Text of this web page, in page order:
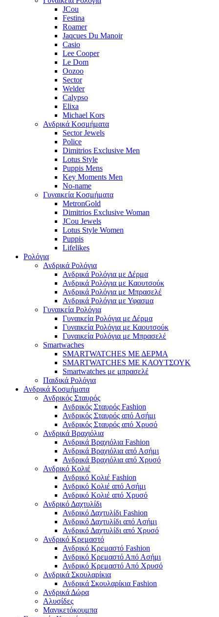
JCou
Festina
Roamer
Jaqcues Du Manoir
Casio
Lee Cooper
Le Dom
Oozoo
Sector
Welder
Calypso
Elixa
Michael Kors
Ανδρικά Κοσμήματα
Sector Jewels
Police
Dimitrios Exclusive Men
Lotus Style
Puppis Mens
Key Moments Men
No-name
Γυναικεία Κοσμήματα
MetronGold
Dimitrios Exclusive Woman
JCou Jewels
Lotus Style Women
Puppis
Lifelikes
Ρολόγια
Ανδρικά Ρολόγια
Ανδρικά Ρολόγια με Δέρμα
Ανδρικά Ρολόγια με Καουτσούκ
Ανδρικά Ρολόγια με Μπρασελέ
Ανδρικά Ρολόγια με Υφασμα
Γυναικεία Ρολόγια
Γυναικεία Ρολόγια με Δέρμα
Γυναικεία Ρολόγια με Καουτσούκ
Γυναικεία Ρολόγια με Μπρασελέ
Smartwaches
SMARTWATCHES ΜΕ ΔΕΡΜΑ
SMARTWATCHES ΜΕ ΚΑΟΥΤΣΟΥΚ
Smartwatches με μπρασελέ
Παιδικά Ρολόγια
Ανδρικά Κοσμήματα
Ανδρικός Σταυρός
Ανδρικός Σταυρός Fashion
Ανδρικός Σταυρός από Ασήμι
Ανδρικός Σταυρός από Χρυσό
Ανδρικά Βραχιόλια
Ανδρικά Βραχιόλια Fashion
Ανδρικά Βραχιόλια από Ασήμι
Ανδρικά Βραχιόλια από Χρυσό
Ανδρικό Κολιέ
Ανδρικό Κολιέ Fashion
Ανδρικό Κολιέ από Ασήμι
Ανδρικό Κολιέ από Χρυσό
Ανδρικό Δαχτυλίδι
Ανδρικό Δαχτυλίδι Fashion
Ανδρικό Δαχτυλίδι από Ασήμι
Ανδρικό Δαχτυλίδι από Χρυσό
Ανδρικό Κρεμαστό
Ανδρικό Κρεμαστό Fashion
Ανδρικό Κρεμαστό Από Ασήμι
Ανδρικό Κρεμαστό Από Χρυσό
Ανδρικά Σκουλαρίκια
Ανδρικά Σκουλαρίκια Fashion
Ανδρικά Δώρα
Αλυσίδες
Μανικετόκουμπα